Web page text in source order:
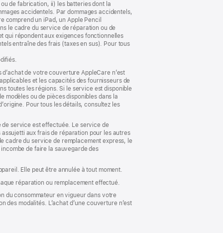
de fabrication, ii) les batteries dont la
accidentels. Par dommages accidentels,
comprend un iPad, un Apple Pencil
le cadre du service de réparation ou de
qui répondent aux exigences fonctionnelles
entraîne des frais (taxes en sus). Pour tous
de votre couverture AppleCare n’est
et les capacités des fournisseurs de
toutes les régions. Si le service est disponible
ou de pièces disponibles dans la
Pour tous les détails, consultez les
de service est effectuée. Le service de
aux frais de réparation pour les autres
cadre du service de remplacement express, le
de faire la sauvegarde des
Elle peut être annulée à tout moment.
réparation ou remplacement effectué.
du consommateur en vigueur dans votre
modalités. L’achat d’une couverture n’est